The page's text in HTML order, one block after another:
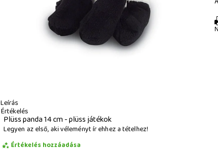
Leírás
Értékelés
Plüss panda 14 cm - plüss játékok
Legyen az első, aki véleményt ír ehhez a tételhez!
Értékelés hozzáadása